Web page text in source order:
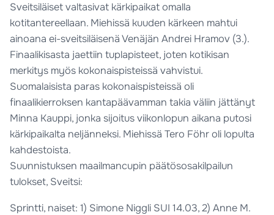
Sveitsiläiset valtasivat kärkipaikat omalla
kotitantereellaan. Miehissä kuuden kärkeen mahtui
ainoana ei-sveitsiläisenä Venäjän Andrei Hramov (3.).
Finaalikisasta jaettiin tuplapisteet, joten kotikisan
merkitys myös kokonaispisteissä vahvistui.
Suomalaisista paras kokonaispisteissä oli
finaalikierroksen kantapäävamman takia väliin jättänyt
Minna Kauppi, jonka sijoitus viikonlopun aikana putosi
kärkipaikalta neljänneksi. Miehissä Tero Föhr oli lopulta
kahdestoista.
Suunnistuksen maailmancupin päätösosakilpailun
tulokset, Sveitsi:
Sprintti, naiset: 1) Simone Niggli SUI 14.03, 2) Anne M.